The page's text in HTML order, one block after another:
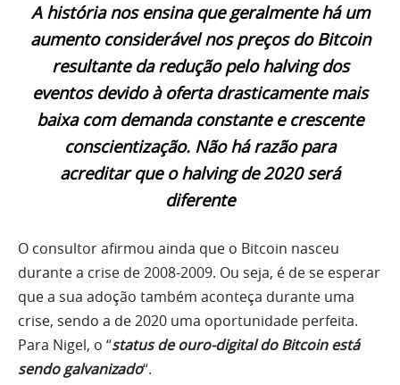
A história nos ensina que geralmente há um
aumento considerável nos preços do Bitcoin
resultante da redução pelo halving dos
eventos devido à oferta drasticamente mais
baixa com demanda constante e crescente
conscientização. Não há razão para
acreditar que o halving de 2020 será
diferente
O consultor afirmou ainda que o Bitcoin nasceu
durante a crise de 2008-2009. Ou seja, é de se esperar
que a sua adoção também aconteça durante uma
crise, sendo a de 2020 uma oportunidade perfeita.
Para Nigel, o “status de ouro-digital do Bitcoin está
sendo galvanizado“.